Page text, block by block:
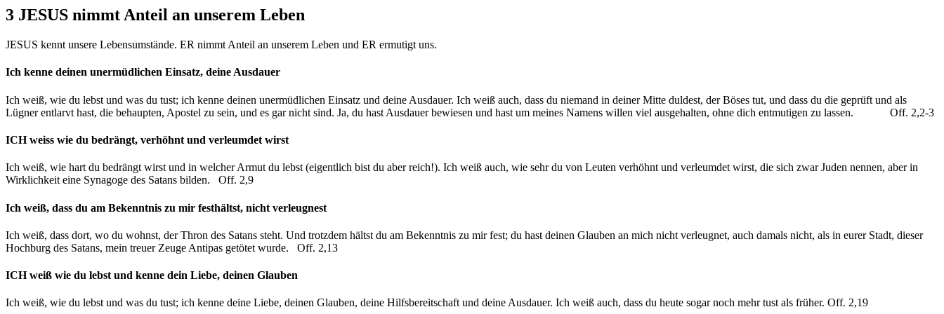
3 JESUS nimmt Anteil an unserem Leben
JESUS kennt unsere Lebensumstände. ER nimmt Anteil an unserem Leben und ER ermutigt uns.
Ich kenne deinen unermüdlichen Einsatz, deine Ausdauer
Ich weiß, wie du lebst und was du tust; ich kenne deinen unermüdlichen Einsatz und deine Ausdauer. Ich weiß auch, dass du niemand in deiner Mitte duldest, der Böses tut, und dass du die geprüft und als
Lügner entlarvt hast, die behaupten, Apostel zu sein, und es gar nicht sind. Ja, du hast Ausdauer bewiesen und hast um meines Namens willen viel ausgehalten, ohne dich entmutigen zu lassen. Off. 2,2-3
ICH weiss wie du bedrängt, verhöhnt und verleumdet wirst
Ich weiß, wie hart du bedrängt wirst und in welcher Armut du lebst (eigentlich bist du aber reich!). Ich weiß auch, wie sehr du von Leuten verhöhnt und verleumdet wirst, die sich zwar Juden nennen, aber in
Wirklichkeit eine Synagoge des Satans bilden. Off. 2,9
Ich weiß, dass du am Bekenntnis zu mir festhältst, nicht verleugnest
Ich weiß, dass dort, wo du wohnst, der Thron des Satans steht. Und trotzdem hältst du am Bekenntnis zu mir fest; du hast deinen Glauben an mich nicht verleugnet, auch damals nicht, als in eurer Stadt, dieser
Hochburg des Satans, mein treuer Zeuge Antipas getötet wurde. Off. 2,13
ICH weiß wie du lebst und kenne dein Liebe, deinen Glauben
Ich weiß, wie du lebst und was du tust; ich kenne deine Liebe, deinen Glauben, deine Hilfsbereitschaft und deine Ausdauer. Ich weiß auch, dass du heute sogar noch mehr tust als früher. Off. 2,19